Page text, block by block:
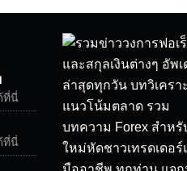
ที่นี่
ที่นี่